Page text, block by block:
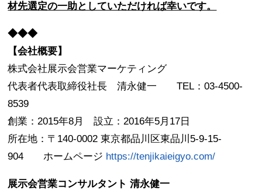
材先選定の一助としていただければ幸いです。
◆◆◆
【会社概要】
株式会社展示会営業マーケティング
代表者代表取締役社長 清永健一 TEL：03-4500-
8539
創業：2015年8月 設立：2016年5月17日
所在地：〒140-0002 東京都品川区東品川5-9-15-
904 ホームページ https://tenjikaieigyo.com/
展示会営業コンサルタント 清永健一